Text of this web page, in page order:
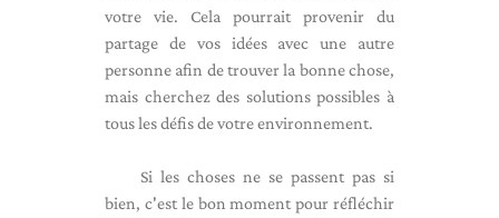
votre vie. Cela pourrait provenir du
partage de vos idées avec une autre
personne afin de trouver la bonne chose,
mais cherchez des solutions possibles à
tous les défis de votre environnement.
Si les choses ne se passent pas si
bien, c'est le bon moment pour réfléchir